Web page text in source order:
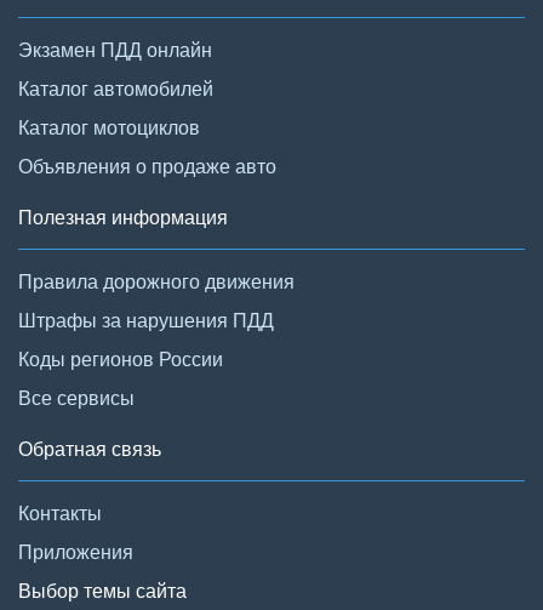
Экзамен ПДД онлайн
Каталог автомобилей
Каталог мотоциклов
Объявления о продаже авто
Полезная информация
Правила дорожного движения
Штрафы за нарушения ПДД
Коды регионов России
Все сервисы
Обратная связь
Контакты
Приложения
Выбор темы сайта